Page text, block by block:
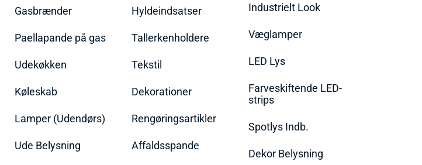
Gasbrænder
Paellapande på gas
Udekøkken
Køleskab
Lamper (Udendørs)
Ude Belysning
Hyldeindsatser
Tallerkenholdere
Tekstil
Dekorationer
Rengøringsartikler
Affaldsspande
Industrielt Look
Væglamper
LED Lys
Farveskiftende LED-
strips
Spotlys Indb.
Dekor Belysning